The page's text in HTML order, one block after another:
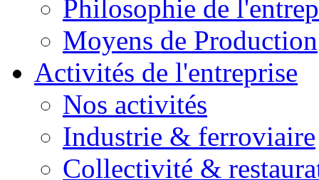
Philosophie de
Moyens de Production
Activités de l'entreprise
Nos activités
Industrie & ferroviaire
Collectivité &